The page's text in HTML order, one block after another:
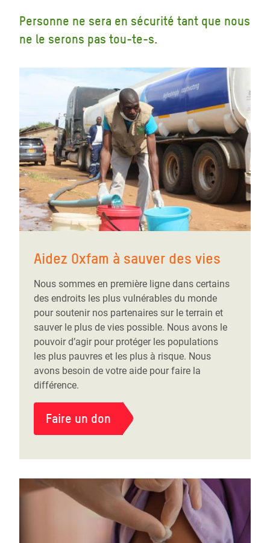
Personne ne sera en sécurité tant que nous
ne le serons pas tou-te-s.
Aidez Oxfam à sauver des vies
Nous sommes en première ligne dans certains
des endroits les plus vulnérables du monde
pour soutenir nos partenaires sur le terrain et
sauver le plus de vies possible. Nous avons le
pouvoir d’agir pour protéger les populations
les plus pauvres et les plus à risque. Nous
avons besoin de votre aide pour faire la
différence.
Faire un don